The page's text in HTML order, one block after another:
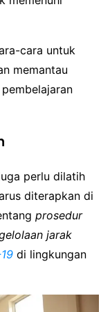
cara untuk
memantau
perlu dilatih
diterapkan di
prosedur
jarak
di lingkungan